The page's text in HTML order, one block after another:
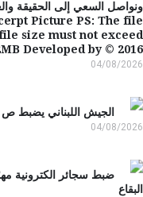
Picture PS: The
file size must not
2MB Developed by ©
04/08/
الجيش اللبناني يضبط ص
04/08/
ضبط سجائر الكترونية